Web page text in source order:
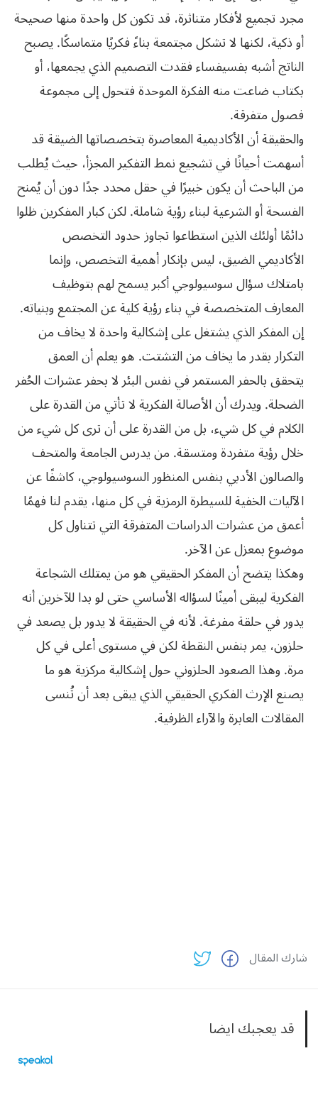
مجرد تجميع لأفكار متناثرة، قد تكون كل واحدة منها صحيحة
أو ذكية، لكنها لا تشكل مجتمعة بناءً فكريًا متماسكًا. يصبح
الناتج أشبه بفسيفساء فقدت التصميم الذي يجمعها، أو
بكتاب ضاعت منه الفكرة الموحدة فتحول إلى مجموعة
فصول متفرقة.
والحقيقة أن الأكاديمية المعاصرة بتخصصاتها الضيقة قد
أسهمت أحيانًا في تشجيع نمط التفكير المجزأ، حيث يُطلب
من الباحث أن يكون خبيرًا في حقل محدد جدًا دون أن يُمنح
الفسحة أو الشرعية لبناء رؤية شاملة. لكن كبار المفكرين ظلوا
دائمًا أولئك الذين استطاعوا تجاوز حدود التخصص
الأكاديمي الضيق، ليس بإنكار أهمية التخصص، وإنما
بامتلاك سؤال سوسيولوجي أكبر يسمح لهم بتوظيف
المعارف المتخصصة في بناء رؤية كلية عن المجتمع وبنياته.
إن المفكر الذي يشتغل على إشكالية واحدة لا يخاف من
التكرار بقدر ما يخاف من التشتت. هو يعلم أن العمق
يتحقق بالحفر المستمر في نفس البئر لا بحفر عشرات الحُفر
الضحلة. ويدرك أن الأصالة الفكرية لا تأتي من القدرة على
الكلام في كل شيء، بل من القدرة على أن ترى كل شيء من
خلال رؤية متفردة ومتسقة. من يدرس الجامعة والمتحف
والصالون الأدبي بنفس المنظور السوسيولوجي، كاشفًا عن
الآليات الخفية للسيطرة الرمزية في كل منها، يقدم لنا فهمًا
أعمق من عشرات الدراسات المتفرقة التي تتناول كل
موضوع بمعزل عن الآخر.
وهكذا يتضح أن المفكر الحقيقي هو من يمتلك الشجاعة
الفكرية ليبقى أمينًا لسؤاله الأساسي حتى لو بدا للآخرين أنه
يدور في حلقة مفرغة. لأنه في الحقيقة لا يدور بل يصعد في
حلزون، يمر بنفس النقطة لكن في مستوى أعلى في كل
مرة. وهذا الصعود الحلزوني حول إشكالية مركزية هو ما
يصنع الإرث الفكري الحقيقي الذي يبقى بعد أن تُنسى
المقالات العابرة والآراء الظرفية.
شارك المقال
قد يعجبك ايضا